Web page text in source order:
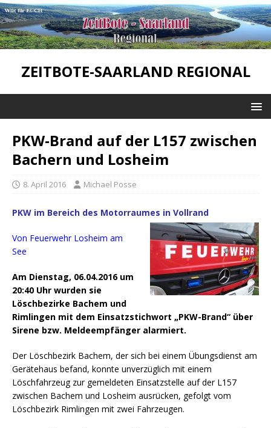
ZEITBOTE-SAARLAND REGIONAL
PKW-Brand auf der L157 zwischen
Bachern und Losheim
8. April 2016 Michael Posse
PKW im Bereich des Motorraumes in Vollrand
Von Feuerwehr Losheim am
See
Am Dienstag, 06.04.2016 um
20:40 Uhr wurden sie
Löschbezirke Bachem und
Rimlingen mit dem Einsatzstichwort „PKW-Brand“ über
Sirene bzw. Meldeempfänger alarmiert.
Der Löschbezirk Bachem, der sich bei einem Übungsdienst am
Gerätehaus befand, konnte unverzüglich mit einem
Löschfahrzeug zur gemeldeten Einsatzstelle auf der L157
zwischen Bachem und Losheim ausrücken, gefolgt vom
Löschbezirk Rimlingen mit zwei Fahrzeugen.